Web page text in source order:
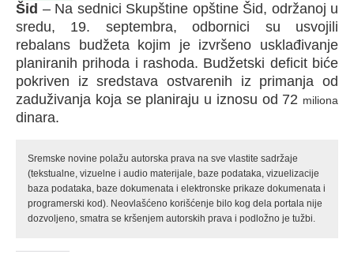
Šid – Na sednici Skupštine opštine Šid, održanoj u
sredu, 19. septembra, odbornici su usvojili
rebalans budžeta kojim je izvršeno usklađivanje
planiranih prihoda i rashoda. Budžetski deficit biće
pokriven iz sredstava ostvarenih iz primanja od
zaduživanja koja se planiraju u iznosu od 72 miliona
dinara.
Sremske novine polažu autorska prava na sve vlastite sadržaje
(tekstualne, vizuelne i audio materijale, baze podataka, vizuelizacije
baza podataka, baze dokumenata i elektronske prikaze dokumenata i
programerski kod). Neovlašćeno korišćenje bilo kog dela portala nije
dozvoljeno, smatra se kršenjem autorskih prava i podložno je tužbi.